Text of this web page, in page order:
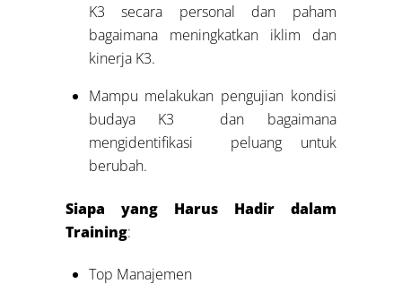
K3 secara personal dan paham
bagaimana meningkatkan iklim dan
kinerja K3.
Mampu melakukan pengujian kondisi
budaya K3 dan bagaimana
mengidentifikasi peluang untuk
berubah.
Siapa yang Harus Hadir
dalam
Training:
Top Manajemen